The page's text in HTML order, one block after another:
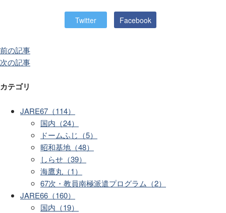
Twitter Facebook
前の記事
次の記事
カテゴリ
JARE67（114）
国内（24）
ドームふじ（5）
昭和基地（48）
しらせ（39）
海鷹丸（1）
67次・教員南極派遣プログラム（2）
JARE66（160）
国内（19）